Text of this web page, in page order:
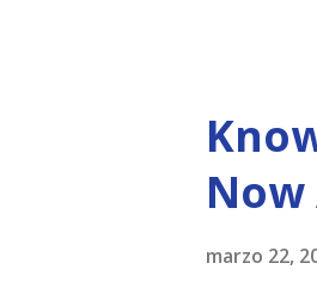
marzo 22,